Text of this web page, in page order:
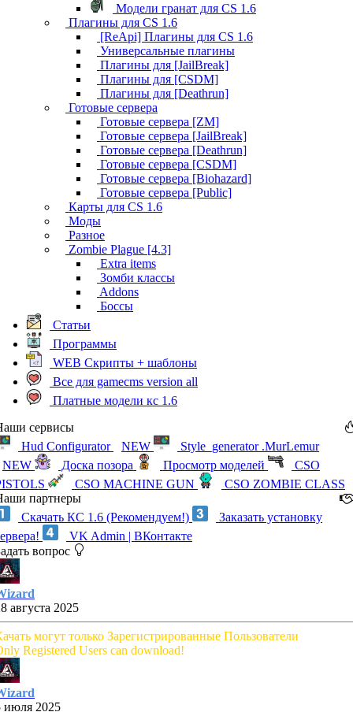
Модели гранат для CS 1.6
Плагины для CS 1.6
[ReApi] Плагины для CS 1.6
Универсальные плагины
Плагины для [JailBreak]
Плагины для [CSDM]
Плагины для [Deathrun]
Готовые сервера
Готовые сервера [ZM]
Готовые сервера [JailBreak]
Готовые сервера [Deathrun]
Готовые сервера [CSDM]
Готовые сервера [Biohazard]
Готовые сервера [Public]
Карты для CS 1.6
Моды
Разное
Zombie Plague [4.3]
Extra items
Зомби классы
Addons
Боссы
Статьи
Программы
WEB Скрипты + шаблоны
Все для gamecms version all
Платные модели кс 1.6
сервисы
Hud Configurator
NEW
Style_generator .MurLemur
NEW
Доска позора Просмотр моделей
CSO
CSO MACHINE GUN
CSO ZOMBIE CLASS
партнеры
Скачать КС 1.6 (Рекомендуем!)
Заказать установку
VK Admin | ВКонтакте
вопрос
августа 2025
могут только Зарегистрированные Пользователи
Registered Users can download!
июля 2025